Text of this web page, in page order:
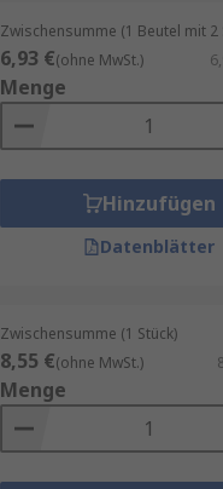
Zwischensumme (1 Beutel mit 2
6,93 €(ohne MwSt.)
Menge
Hinzufügen
Datenblätter
Zwischensumme (1 Stück)
8,55 €(ohne MwSt.)
Menge